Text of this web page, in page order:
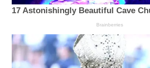
17 Astonishingly Beautiful Cave
Brainberries